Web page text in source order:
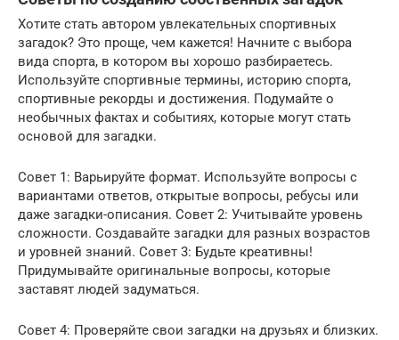
Хотите стать автором увлекательных спортивных
загадок? Это проще, чем кажется! Начните с выбора
вида спорта, в котором вы хорошо разбираетесь.
Используйте спортивные термины, историю спорта,
спортивные рекорды и достижения. Подумайте о
необычных фактах и событиях, которые могут стать
основой для загадки.
Совет 1: Варьируйте формат. Используйте вопросы с
вариантами ответов, открытые вопросы, ребусы или
даже загадки-описания. Совет 2: Учитывайте уровень
сложности. Создавайте загадки для разных возрастов
и уровней знаний. Совет 3: Будьте креативны!
Придумывайте оригинальные вопросы, которые
заставят людей задуматься.
Совет 4: Проверяйте свои загадки на друзьях и близких.